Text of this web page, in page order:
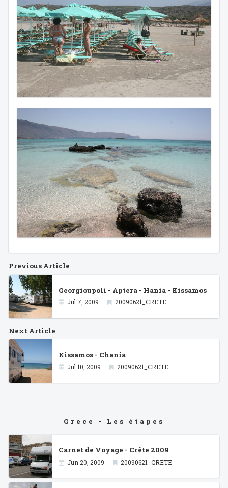
Previous Article
Georgioupoli - Aptera - Hania - Kissamos
Jul 7, 2009 20090621_CRETE
Next Article
Kissamos - Chania
Jul 10, 2009 20090621_CRETE
Grece - Les étapes
Carnet de Voyage - Crête 2009
Jun 20, 2009 20090621_CRETE